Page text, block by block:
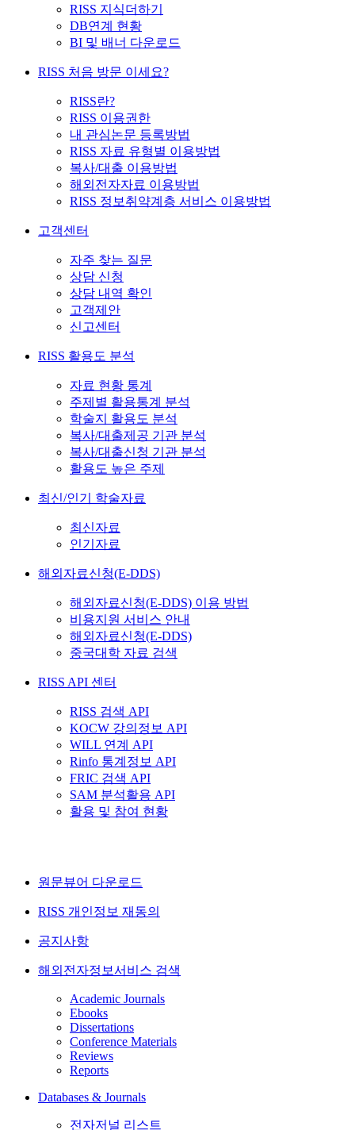
RISS 지식더하기
DB연계 현황
BI 및 배너 다운로드
RISS 처음 방문 이세요?
RISS란?
RISS 이용권한
내 관심논문 등록방법
RISS 자료 유형별 이용방법
복사/대출 이용방법
해외전자자료 이용방법
RISS 정보취약계층 서비스 이용방법
고객센터
자주 찾는 질문
상담 신청
상담 내역 확인
고객제안
신고센터
RISS 활용도 분석
자료 현황 통계
주제별 활용통계 분석
학술지 활용도 분석
복사/대출제공 기관 분석
복사/대출신청 기관 분석
활용도 높은 주제
최신/인기 학술자료
최신자료
인기자료
해외자료신청(E-DDS)
해외자료신청(E-DDS) 이용 방법
비용지원 서비스 안내
해외자료신청(E-DDS)
중국대학 자료 검색
RISS API 센터
RISS 검색 API
KOCW 강의정보 API
WILL 연계 API
Rinfo 통계정보 API
FRIC 검색 API
SAM 분석활용 API
활용 및 참여 현황
원문뷰어 다운로드
RISS 개인정보 재동의
공지사항
해외전자정보서비스 검색
Academic Journals
Ebooks
Dissertations
Conference Materials
Reviews
Reports
Databases & Journals
전자저널 리스트